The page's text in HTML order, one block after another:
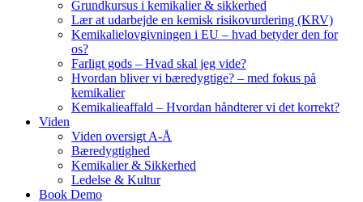
Grundkursus i kemikalier & sikkerhed
Lær at udarbejde en kemisk risikovurdering (KRV)
Kemikalielovgivningen i EU – hvad betyder den for
os?
Farligt gods – Hvad skal jeg vide?
Hvordan bliver vi bæredygtige? – med fokus på
kemikalier
Kemikalieaffald – Hvordan håndterer vi det korrekt?
Viden
Viden oversigt A-Å
Bæredygtighed
Kemikalier & Sikkerhed
Ledelse & Kultur
Book Demo